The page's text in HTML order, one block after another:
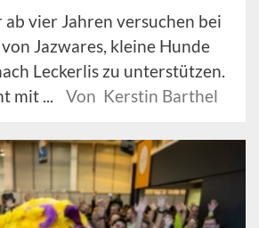
vier Jahren versuchen bei
Jazwares, kleine Hunde
Leckerlis zu unterstützen.
mit ...
Von Kerstin Barthel